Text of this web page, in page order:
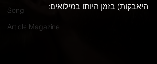
Song
Article Magazine
היאבקות) בזמן היותו במילואים: